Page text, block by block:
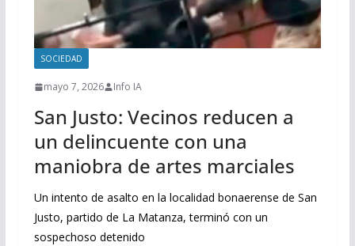
SOCIEDAD
mayo 7, 2026 Info IA
San Justo: Vecinos reducen a
un delincuente con una
maniobra de artes marciales
Un intento de asalto en la localidad bonaerense de San
Justo, partido de La Matanza, terminó con un
sospechoso detenido